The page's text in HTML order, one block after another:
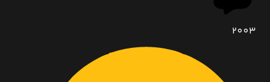
2003